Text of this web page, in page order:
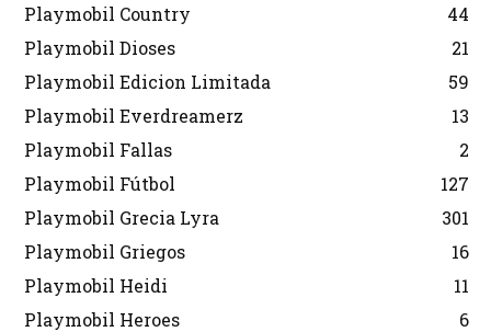
Playmobil Country
44
Playmobil Dioses
21
Playmobil Edicion Limitada
59
Playmobil Everdreamerz
13
Playmobil Fallas
2
Playmobil Fútbol
127
Playmobil Grecia Lyra
301
Playmobil Griegos
16
Playmobil Heidi
11
Playmobil Heroes
6